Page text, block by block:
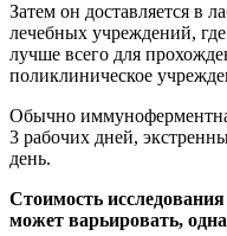
Затем он доставляется в
лечебных учреждений,
лучше всего для
поликлиническое
Обычно
3 рабочих дней,
день.
Стоимость
может варьировать,